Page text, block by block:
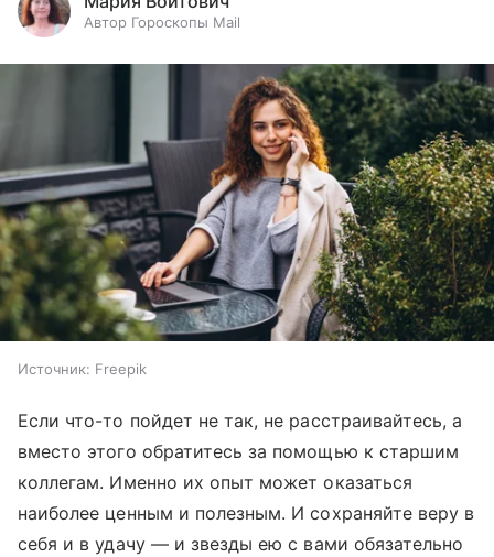
Автор Гороскопы Mail
Источник: Freepik
Если что-то пойдет не так, не расстраивайтесь, а
вместо этого обратитесь за помощью к старшим
коллегам. Именно их опыт может оказаться
наиболее ценным и полезным. И сохраняйте веру в
себя и в удачу — и звезды ею с вами обязательно